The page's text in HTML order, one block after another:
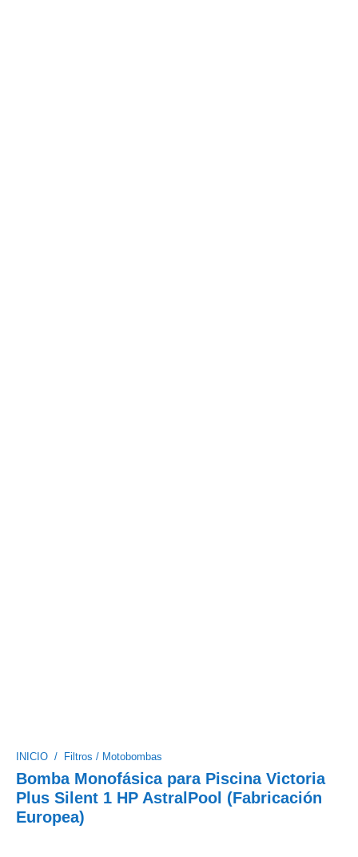
INICIO/ Filtros / Motobombas
Bomba Monofásica para Piscina Victoria
Plus Silent 1 HP AstralPool (Fabricación
Europea)